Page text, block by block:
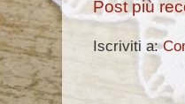
Post più
Iscriviti a: